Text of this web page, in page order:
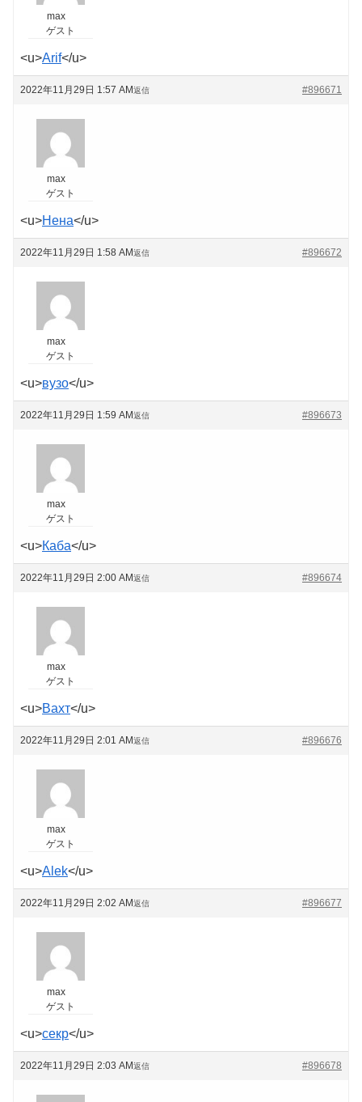
max
ゲスト
<u>Arif</u>
2022年11月29日 1:57 AM #896671
返信
max
ゲスト
<u>Нена</u>
2022年11月29日 1:58 AM #896672
返信
max
ゲスト
<u>вузо</u>
2022年11月29日 1:59 AM #896673
返信
max
ゲスト
<u>Каба</u>
2022年11月29日 2:00 AM #896674
返信
max
ゲスト
<u>Вахт</u>
2022年11月29日 2:01 AM #896676
返信
max
ゲスト
<u>Alek</u>
2022年11月29日 2:02 AM #896677
返信
max
ゲスト
<u>секр</u>
2022年11月29日 2:03 AM #896678
返信